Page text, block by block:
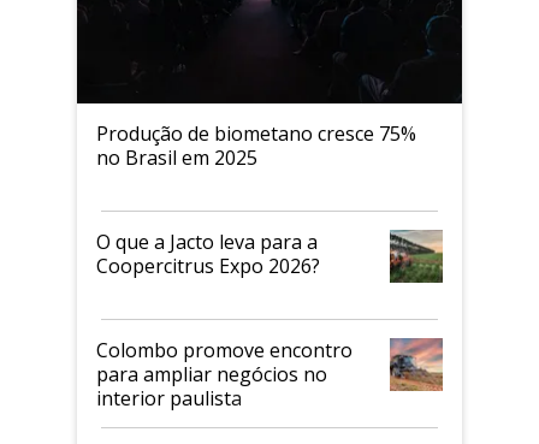
Produção de biometano cresce 75%
no Brasil em 2025
O que a Jacto leva para a
Coopercitrus Expo 2026?
Colombo promove encontro
para ampliar negócios no
interior paulista